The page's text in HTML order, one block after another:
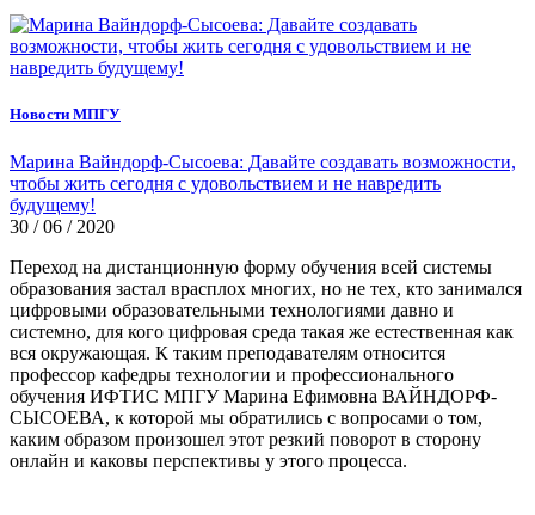
Новости МПГУ
Марина Вайндорф-Сысоева: Давайте создавать возможности,
чтобы жить сегодня с удовольствием и не навредить
будущему!
30 / 06 / 2020
Переход на дистанционную форму обучения всей системы
образования застал врасплох многих, но не тех, кто занимался
цифровыми образовательными технологиями давно и
системно, для кого цифровая среда такая же естественная как
вся окружающая. К таким преподавателям относится
профессор кафедры технологии и профессионального
обучения ИФТИС МПГУ Марина Ефимовна ВАЙНДОРФ-
СЫСОЕВА, к которой мы обратились с вопросами о том,
каким образом произошел этот резкий поворот в сторону
онлайн и каковы перспективы у этого процесса.